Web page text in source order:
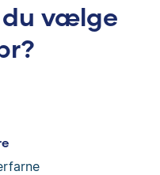
du vælge